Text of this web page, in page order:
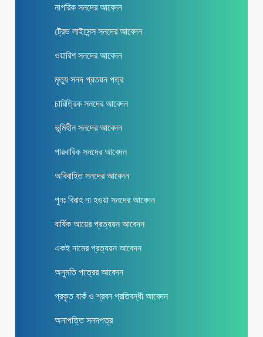
নাগরিক সনদের আবেদন
ট্রেড লাইসেন্স সনদের আবেদন
ওয়ারিশ সনদের আবেদন
মৃত্যু সনদ প্রতয়ন পত্র
চারিত্রিক সনদের আবেদন
ভূমিহীন সনদের আবেদন
পারবারিক সনদের আবেদন
অবিবাহিত সনদের আবেদন
পুনঃ বিবাহ না হওয়া সনদের আবেদন
বার্ষিক আয়ের প্রত্যয়ন আবেদন
একই নামের প্রত্যয়ন আবেদন
অনুমতি পত্রের আবেদন
প্রকৃত বাকঁ ও শ্রবন প্রতিবন্ধী আবেদন
অনাপত্তি সনদপত্র